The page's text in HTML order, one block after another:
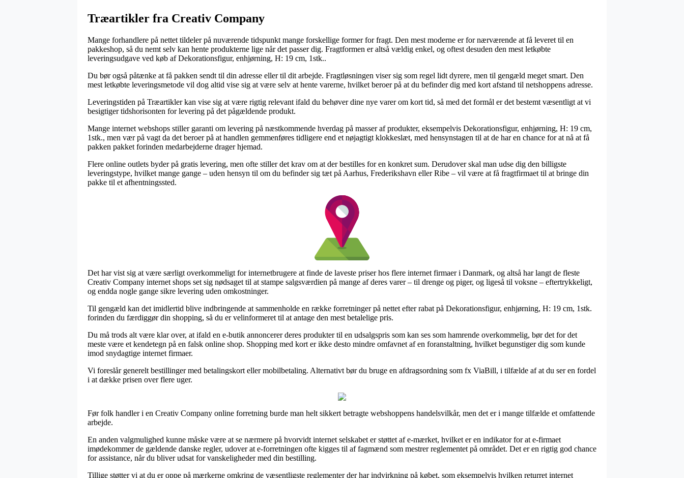
Træartikler fra Creativ Company
Mange forhandlere på nettet tildeler på nuværende tidspunkt mange forskellige former for fragt. Den mest moderne er for nærværende at få leveret til en
pakkeshop, så du nemt selv kan hente produkterne lige når det passer dig. Fragtformen er altså vældig enkel, og oftest desuden den mest letkøbte
leveringsudgave ved køb af Dekorationsfigur, enhjørning, H: 19 cm, 1stk..
Du bør også påtænke at få pakken sendt til din adresse eller til dit arbejde. Fragtløsningen viser sig som regel lidt dyrere, men til gengæld meget smart. Den
mest letkøbte leveringsmetode vil dog altid vise sig at være selv at hente varerne, hvilket beroer på at du befinder dig med kort afstand til netshoppens adresse.
Leveringstiden på Træartikler kan vise sig at være rigtig relevant ifald du behøver dine nye varer om kort tid, så med det formål er det bestemt væsentligt at vi
besigtiger tidshorisonten for levering på det pågældende produkt.
Mange internet webshops stiller garanti om levering på næstkommende hverdag på masser af produkter, eksempelvis Dekorationsfigur, enhjørning, H: 19 cm,
1stk., men vær på vagt da det beroer på at handlen gemmenføres tidligere end et nøjagtigt klokkeslæt, med hensynstagen til at de har en chance for at nå at få
pakken pakket forinden medarbejderne drager hjemad.
Flere online outlets byder på gratis levering, men ofte stiller det krav om at der bestilles for en konkret sum. Derudover skal man udse dig den billigste
leveringstype, hvilket mange gange – uden hensyn til om du befinder sig tæt på Aarhus, Frederikshavn eller Ribe – vil være at få fragtfirmaet til at bringe din
pakke til et afhentningssted.
Det har vist sig at være særligt overkommeligt for internetbrugere at finde de laveste priser hos flere internet firmaer i Danmark, og altså har langt de fleste
Creativ Company internet shops set sig nødsaget til at stampe salgsværdien på mange af deres varer – til drenge og piger, og ligeså til voksne – eftertrykkeligt,
og endda nogle gange sikre levering uden omkostninger.
Til gengæld kan det imidlertid blive indbringende at sammenholde en række forretninger på nettet efter rabat på Dekorationsfigur, enhjørning, H: 19 cm, 1stk.
forinden du færdiggør din shopping, så du er velinformeret til at antage den mest betalelige pris.
Du må trods alt være klar over, at ifald en e-butik annoncerer deres produkter til en udsalgspris som kan ses som hamrende overkommelig, bør det for det
meste være et kendetegn på en falsk online shop. Shopping med kort er ikke desto mindre omfavnet af en foranstaltning, hvilket begunstiger dig som kunde
imod snydagtige internet firmaer.
Vi foreslår generelt bestillinger med betalingskort eller mobilbetaling. Alternativt bør du bruge en afdragsordning som fx ViaBill, i tilfælde af at du ser en fordel
i at dække prisen over flere uger.
Før folk handler i en Creativ Company online forretning burde man helt sikkert betragte webshoppens handelsvilkår, men det er i mange tilfælde et omfattende
arbejde.
En anden valgmulighed kunne måske være at se nærmere på hvorvidt internet selskabet er støttet af e-mærket, hvilket er en indikator for at e-firmaet
imødekommer de gældende danske regler, udover at e-forretningen ofte kigges til af fagmænd som mestrer reglementet på området. Det er en rigtig god chance
for assistance, når du bliver udsat for vanskeligheder med din bestilling.
Tillige støtter vi at du er oppe på mærkerne omkring de væsentligste reglementer der har indvirkning på købet, som eksempelvis hvilken returret internet